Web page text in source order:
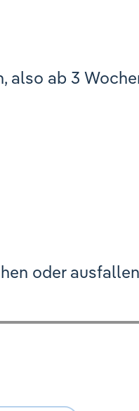
also ab 3
oder